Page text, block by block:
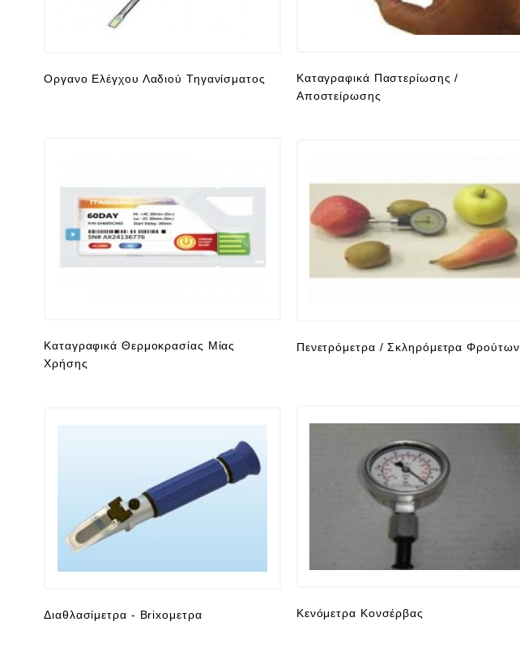
Καταγραφικά Παστερίωσης /
Αποστείρωσης
Οργανο Ελέγχου Λαδιού Τηγανίσματος
Καταγραφικά Θερμοκρασίας Μίας
Χρήσης
Πενετρόμετρα / Σκληρόμετρα Φρούτων
Κενόμετρα Κονσέρβας
Διαθλασίμετρα - Brixομετρα